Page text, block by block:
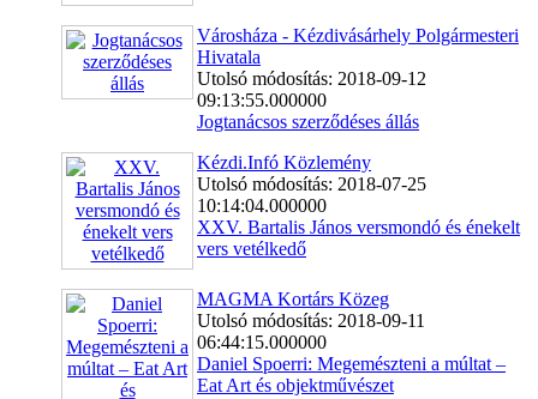
Városháza - Kézdivásárhely Polgármesteri
Hivatala
Utolsó módosítás: 2018-09-12
09:13:55.000000
Jogtanácsos szerződéses állás
Kézdi.Infó Közlemény
Utolsó módosítás: 2018-07-25
10:14:04.000000
XXV. Bartalis János versmondó és énekelt
vers vetélkedő
MAGMA Kortárs Közeg
Utolsó módosítás: 2018-09-11
06:44:15.000000
Daniel Spoerri: Megemészteni a múltat ‒
Eat Art és objektművészet